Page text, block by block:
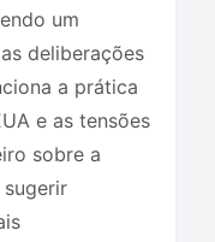
um
deliberações
a prática
e as tensões
sobre a